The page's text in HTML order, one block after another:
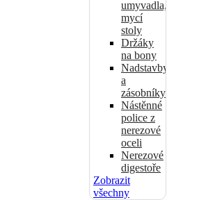
umyvadla,
mycí
stoly
Držáky
na bony
Nadstavby
a
zásobníky
Nástěnné
police z
nerezové
oceli
Nerezové
digestoře
Zobrazit
všechny